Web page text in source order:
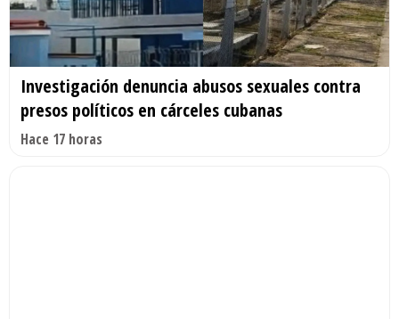
Investigación denuncia abusos sexuales contra
presos políticos en cárceles cubanas
Hace 17 horas